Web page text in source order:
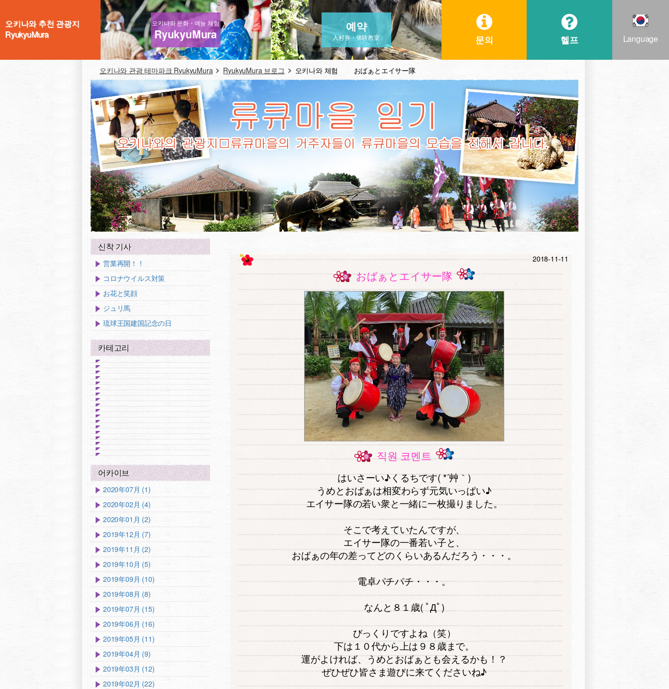
오키나와 추천 관광지
RyukyuMura
오키나와 문화・예능 체험
RyukyuMura
예약
入村券・体験教室 문의 헬프 Language
오키나와 관광 테마파크 RyukyuMura RyukyuMura 브로그 오키나와 체험 おばぁとエイサー隊
2018-11-11
おばぁとエイサー隊
직원 코멘트
はいさーい♪くるちです( *´艸｀)
うめとおばぁは相変わらず元気いっぱい♪
エイサー隊の若い衆と一緒に一枚撮りました。
そこで考えていたんですが、
エイサー隊の一番若い子と、
おばぁの年の差ってどのくらいあるんだろう・・・。
電卓パチパチ・・・。
なんと８１歳( ﾟДﾟ)
びっくりですよね（笑）
下は１０代から上は９８歳まで。
運がよければ、うめとおばぁとも会えるかも！？
ぜひぜひ皆さま遊びに来てくださいね♪
신착 기사
営業再開！！
コロナウイルス対策
お花と笑顔
ジュリ馬
琉球王国建国記念の日
카테고리
어카이브
2020年07月 (1)
2020年02月 (4)
2020年01月 (2)
2019年12月 (7)
2019年11月 (2)
2019年10月 (5)
2019年09月 (10)
2019年08月 (8)
2019年07月 (15)
2019年06月 (16)
2019年05月 (11)
2019年04月 (9)
2019年03月 (12)
2019年02月 (22)